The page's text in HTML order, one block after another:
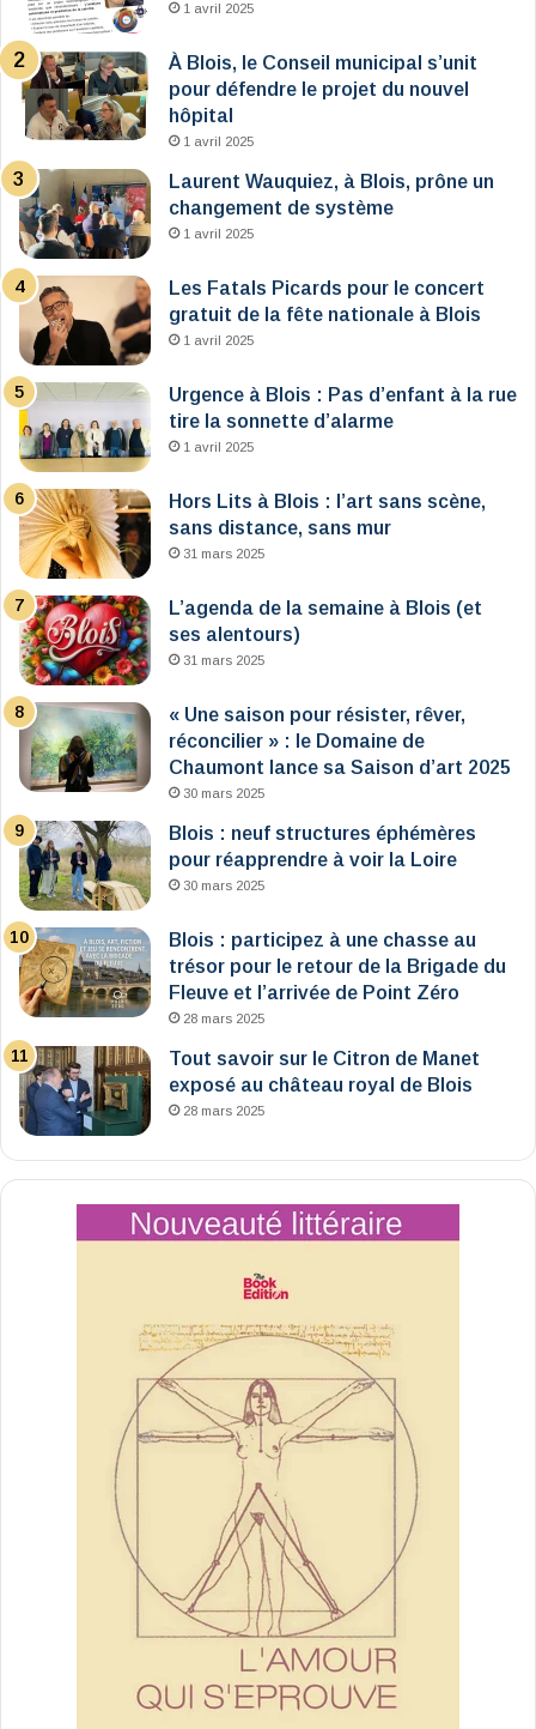
1 avril 2025
À Blois, le Conseil municipal s’unit
pour défendre le projet du nouvel
hôpital
1 avril 2025
Laurent Wauquiez, à Blois, prône un
changement de système
1 avril 2025
Les Fatals Picards pour le concert
gratuit de la fête nationale à Blois
1 avril 2025
Urgence à Blois : Pas d’enfant à la rue
tire la sonnette d’alarme
1 avril 2025
Hors Lits à Blois : l’art sans scène,
sans distance, sans mur
31 mars 2025
L’agenda de la semaine à Blois (et
ses alentours)
31 mars 2025
« Une saison pour résister, rêver,
réconcilier » : le Domaine de
Chaumont lance sa Saison d’art 2025
30 mars 2025
Blois : neuf structures éphémères
pour réapprendre à voir la Loire
30 mars 2025
Blois : participez à une chasse au
trésor pour le retour de la Brigade du
Fleuve et l’arrivée de Point Zéro
28 mars 2025
Tout savoir sur le Citron de Manet
exposé au château royal de Blois
28 mars 2025